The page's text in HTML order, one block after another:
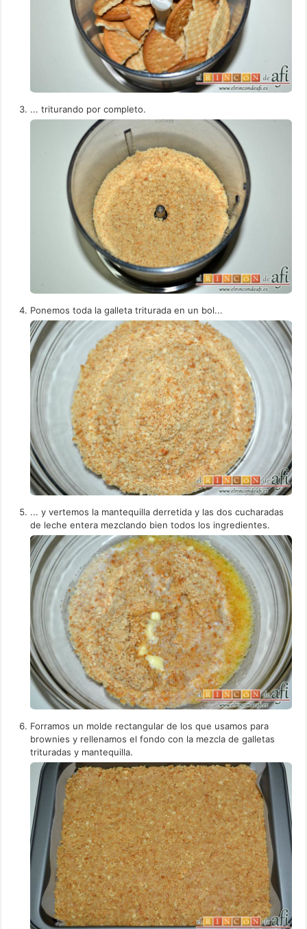
... triturando por completo.
Ponemos toda la galleta triturada en un bol...
... y vertemos la mantequilla derretida y las dos cucharadas
de leche entera mezclando bien todos los ingredientes.
Forramos un molde rectangular de los que usamos para
brownies y rellenamos el fondo con la mezcla de galletas
trituradas y mantequilla.